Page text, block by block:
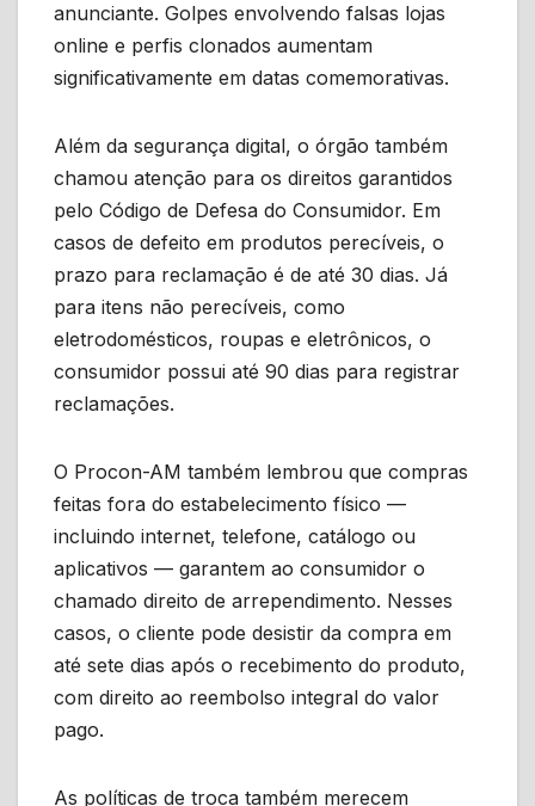
anunciante. Golpes envolvendo falsas lojas
online e perfis clonados aumentam
significativamente em datas comemorativas.
Além da segurança digital, o órgão também
chamou atenção para os direitos garantidos
pelo Código de Defesa do Consumidor. Em
casos de defeito em produtos perecíveis, o
prazo para reclamação é de até 30 dias. Já
para itens não perecíveis, como
eletrodomésticos, roupas e eletrônicos, o
consumidor possui até 90 dias para registrar
reclamações.
O Procon-AM também lembrou que compras
feitas fora do estabelecimento físico —
incluindo internet, telefone, catálogo ou
aplicativos — garantem ao consumidor o
chamado direito de arrependimento. Nesses
casos, o cliente pode desistir da compra em
até sete dias após o recebimento do produto,
com direito ao reembolso integral do valor
pago.
As políticas de troca também merecem